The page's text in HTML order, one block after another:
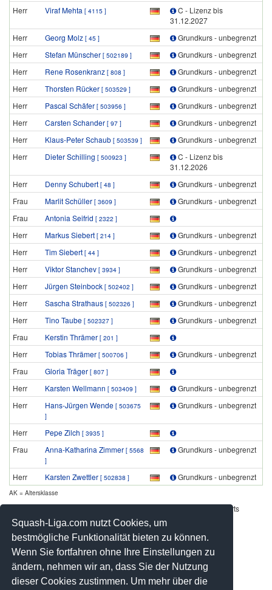
Squash-Liga.com nutzt Cookies, um
bestmögliche Funktionalität bieten zu können.
Wenn Sie fortfahren ohne Ihre Einstellungen zu
ändern, nehmen wir an, dass Sie der Nutzung
dieser Cookies zustimmen. Um mehr über die
Herr Viraf Mehta [ 4115 ]
C - Lizenz bis
31.12.2027
Herr
Georg Molz [ 45 ]
Grundkurs - unbegrenzt
Herr
Stefan Münscher [ 502189 ]
Grundkurs - unbegrenzt
Herr
Rene Rosenkranz [ 808 ]
Grundkurs - unbegrenzt
Herr
Thorsten Rücker [ 503529 ]
Grundkurs - unbegrenzt
Herr
Pascal Schäfer [ 503956 ]
Grundkurs - unbegrenzt
Herr
Carsten Schander [ 97 ]
Grundkurs - unbegrenzt
Herr
Klaus-Peter Schaub [ 503539 ]
Grundkurs - unbegrenzt
Herr
Dieter Schilling [ 500923 ]
C - Lizenz bis
31.12.2026
Herr
Denny Schubert [ 48 ]
Grundkurs - unbegrenzt
Frau
Marlit Schüller [ 3609 ]
Grundkurs - unbegrenzt
Frau
Antonia Seifrid [ 2322 ]
Herr Markus Siebert [ 214 ]
Grundkurs - unbegrenzt
Herr
Tim Siebert [ 44 ]
Grundkurs - unbegrenzt
Herr
Viktor Stanchev [ 3934 ]
Grundkurs - unbegrenzt
Herr
Jürgen Steinbock [ 502402 ]
Grundkurs - unbegrenzt
Herr
Sascha Strathaus [ 502326 ]
Grundkurs - unbegrenzt
Herr
Tino Taube [ 502327 ]
Grundkurs - unbegrenzt
Frau
Kerstin Thrämer [ 201 ]
Herr Tobias Thrämer [ 500706 ]
Grundkurs - unbegrenzt
Frau
Gloria Träger [ 807 ]
Herr Karsten Wellmann [ 503409 ]
Grundkurs - unbegrenzt
Herr
Hans-Jürgen Wende [ 503675
]
Grundkurs - unbegrenzt
Herr Pepe Zilch [ 3935 ]
Frau Anna-Katharina Zimmer [ 5568
]
Grundkurs - unbegrenzt
Herr Karsten Zwettler [ 502838 ] Grundkurs - unbegrenzt
AK = Altersklasse
Werbung - Offizielle Pool Partner des deutschen Squashsports